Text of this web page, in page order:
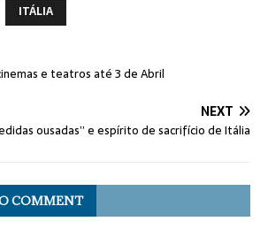
ITÁLIA
e teatros até 3 de Abril
NEXT
ousadas” e espírito de sacrifício de Itália
COMMENT